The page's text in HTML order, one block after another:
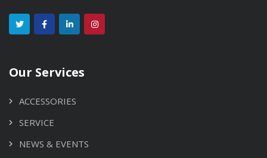
Our Services
ACCESSORIES
SERVICE
NEWS & EVENTS